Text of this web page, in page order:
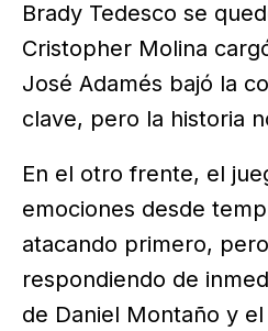
Brady Tedesco se
Cristopher Molina
José Adamés bajó la
clave, pero la historia
En el otro frente, el
emociones desde
atacando primero,
respondiendo de
de Daniel Montaño y